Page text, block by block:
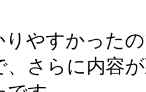
りやすかった
、さらに内容